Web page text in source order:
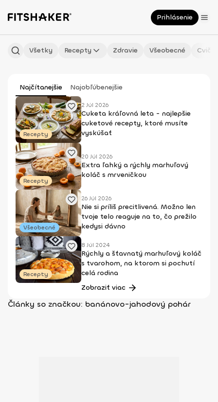
Prihlásenie
Všetky Recepty Zdravie Všeobecné
Najčítanejšie Najobľúbenejšie
Recepty
2 Júl 2026
Cuketa kráľovná leta - najlepšie
cuketové recepty, ktoré musíte
vyskúšať
Recepty
20 Júl 2026
Extra ľahký a rýchly marhuľový
koláč s mrveničkou
Všeobecné
26 Júl 2026
Nie si príliš precitlivená. Možno len
tvoje telo reaguje na to, čo prežilo
kedysi dávno
Recepty
8 Júl 2024
Rýchly a šťavnatý marhuľový koláč
s tvarohom, na ktorom si pochutí
celá rodina
Zobraziť viac
Články so značkou: banánovo-jahodový pohár